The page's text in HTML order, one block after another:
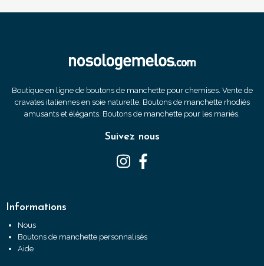
Boutique en ligne de boutons de manchette pour chemises. Vente de
cravates italiennes en soie naturelle. Boutons de manchette rhodiés
amusants et élégants. Boutons de manchette pour les mariés.
Suivez nous
Informations
Nous
Boutons de manchette personnalisés
Aide